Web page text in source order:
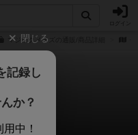
マジックメイズの通販/商品詳細
イズ
レビュー
閉じる
記録し
か？
中！